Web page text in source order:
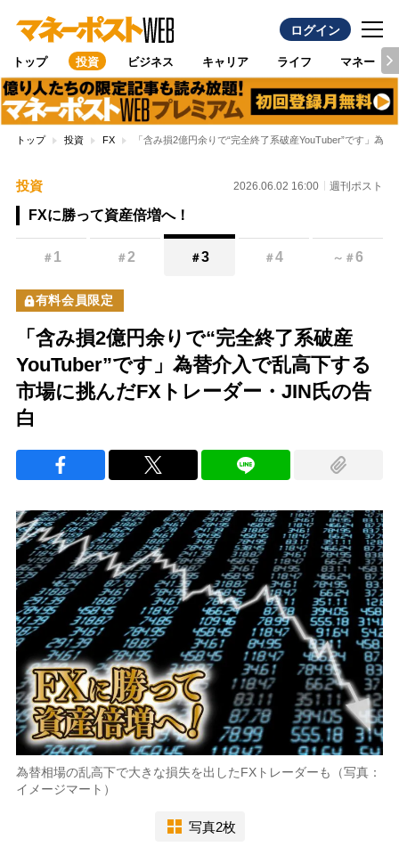
ログイン
トップ 投資 ビジネス キャリア ライフ マネー
トップ 投資 FX 「含み損2億円余りで“完全終了系破産YouTuber”です」為
投資 2026.06.02 16:00 週刊ポスト
FXに勝って資産倍増へ！
＃ 1 ＃2 ＃3 ＃4 ～ ＃6
有料会員限定
「含み損2億円余りで“完全終了系破産
YouTuber”です」為替介入で乱高下する
市場に挑んだFXトレーダー・JIN氏の告
白
為替相場の乱高下で大きな損失を出したFXトレーダーも（写真：
イメージマート）
写真2枚